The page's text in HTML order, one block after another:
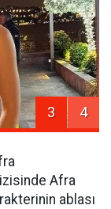
3 4
Afra
ablası